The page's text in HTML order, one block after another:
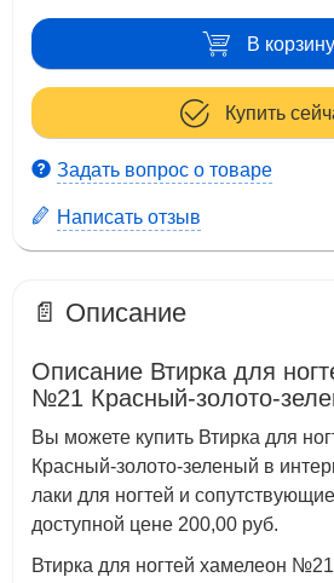
В корзину
Купить
Задать вопрос о товаре
Написать отзыв
📄 Описание
Описание Втирка для
№21 Красный-золото-
Вы можете купить Втирка для
Красный-золото-зеленый в
лаки для ногтей и
доступной цене 200,00 руб.
Втирка для ногтей хамелеон